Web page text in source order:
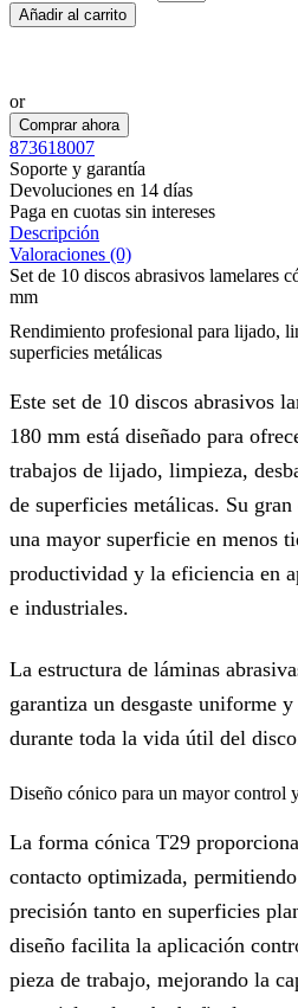
Añadir al carrito
or
Comprar ahora
873618007
Soporte y garantía
Devoluciones en 14 días
Paga en cuotas sin intereses
Descripción
Valoraciones (0)
Set de 10 discos abrasivos lamelares
mm
Rendimiento profesional para lijado,
superficies metálicas
Este set de 10 discos abrasivos
180 mm está diseñado para
trabajos de lijado, limpieza,
de superficies metálicas. Su
una mayor superficie en menos
productividad y la eficiencia en
e industriales.
La estructura de láminas
garantiza un desgaste uniforme
durante toda la vida útil del
Diseño cónico para un mayor control
La forma cónica T29
contacto optimizada,
precisión tanto en superficies
diseño facilita la aplicación
pieza de trabajo, mejorando la